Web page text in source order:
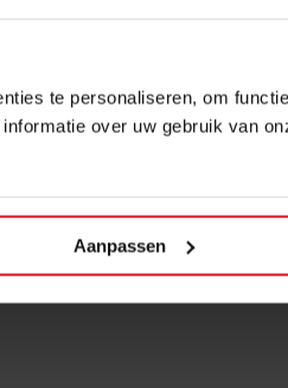
te personaliseren, om
over uw gebruik van
Aanpassen
per 1 augustus 2022 de Wet
Zoals de naam al doet